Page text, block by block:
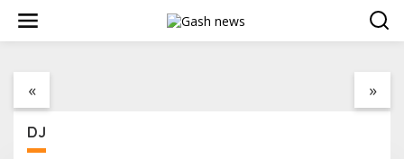
konten
« »
Aksi Demo Penambang
Ketua Komisi XII DPR
Bambang Patijaya
Dorong Perpres
Segera Diterbitkan
Berdiri Sejak 1828
DJ